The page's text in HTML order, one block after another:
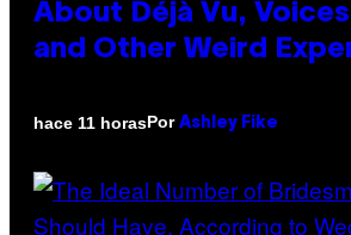
About Déjà Vu,
and Other Weird
hace 11 horasPor Ashley Fike